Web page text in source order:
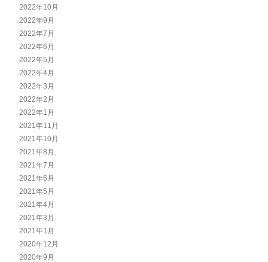
2022年10月
2022年9月
2022年7月
2022年6月
2022年5月
2022年4月
2022年3月
2022年2月
2022年1月
2021年11月
2021年10月
2021年8月
2021年7月
2021年6月
2021年5月
2021年4月
2021年3月
2021年1月
2020年12月
2020年9月